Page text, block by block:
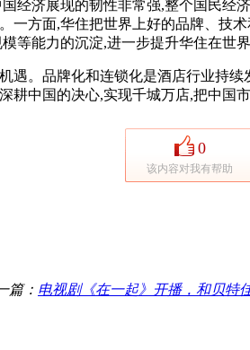
经济展现的韧性非常强,整个国民
一方面,华住把世界上好的品牌、技
等能力的沉淀,进一步提升华住在世
。品牌化和连锁化是酒店行业持续
中国的决心,实现千城万店,把中国
0
该内容对我有帮助
篇： 电视剧《在一起》开播，和贝特